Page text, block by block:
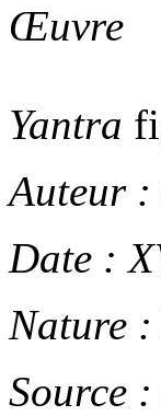
Œuvre
Yantra
Auteur :
Date :
Nature :
Source :